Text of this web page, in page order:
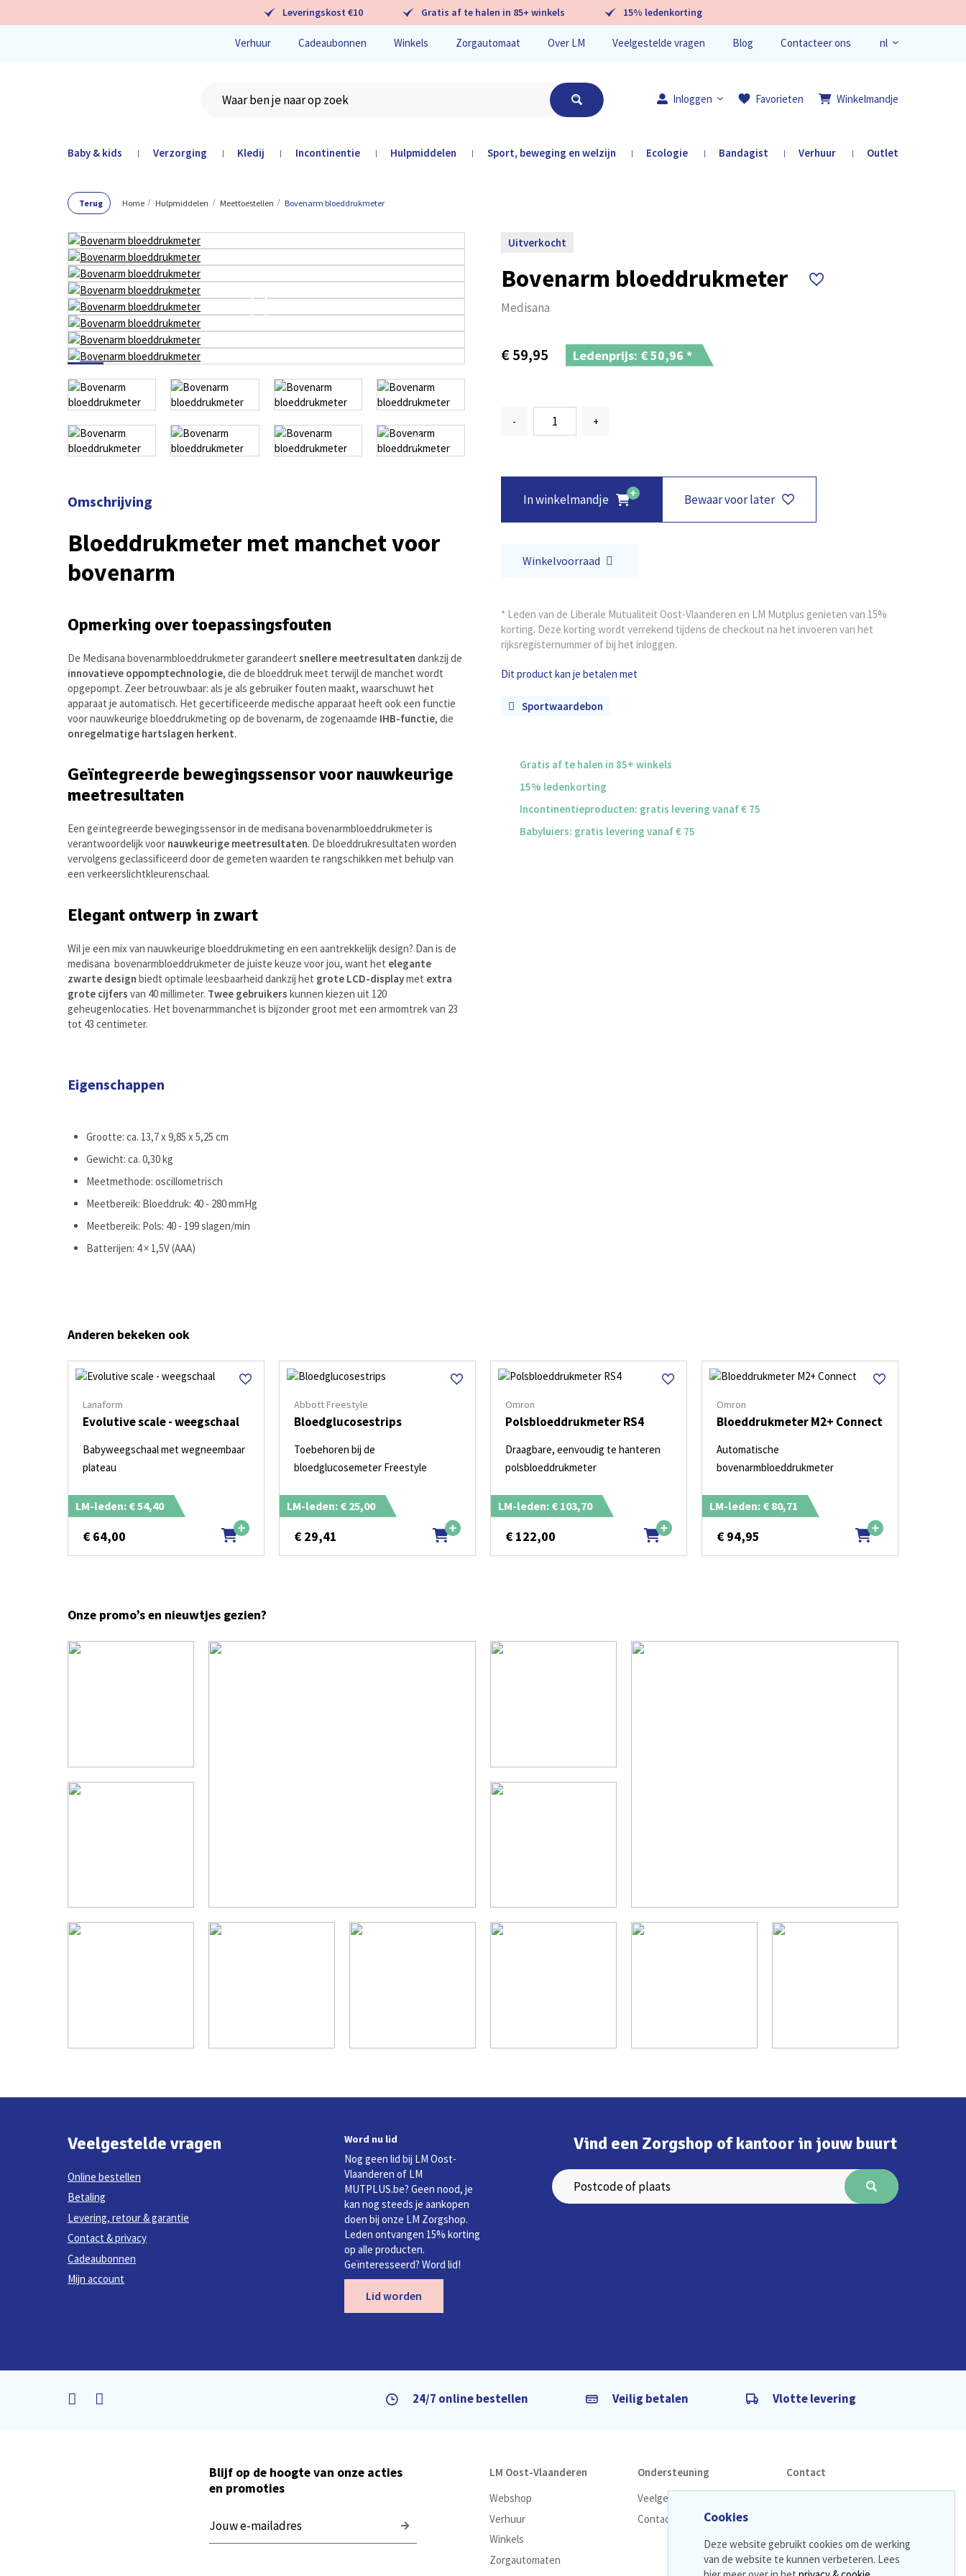
Leveringskost €10 Gratis af te halen in 85+ winkels 15% ledenkorting
Verhuur Cadeaubonnen Winkels Zorgautomaat Over LM Veelgestelde vragen Blog Contacteer ons
nl
Inloggen
Favorieten Winkelmandje
Baby & kids | Verzorging | Kledij | Incontinentie | Hulpmiddelen | Sport, beweging en welzijn | Ecologie | Bandagist | Verhuur | Outlet
Terug Home Hulpmiddelen Meettoestellen Bovenarm bloeddrukmeter
Uitverkocht
Bovenarm bloeddrukmeter
Medisana
€59,95 Ledenprijs: €50,96 *
- +
In winkelmandje Bewaar voor later
Winkelvoorraad
* Leden van de Liberale Mutualiteit Oost-Vlaanderen en LM Mutplus genieten van 15%
korting. Deze korting wordt verrekend tijdens de checkout na het invoeren van het
rijksregisternummer of bij het inloggen.
Dit product kan je betalen met
Sportwaardebon
Gratis af te halen in 85+ winkels
15% ledenkorting
Incontinentieproducten: gratis levering vanaf € 75
Babyluiers: gratis levering vanaf € 75
Omschrijving
Bloeddrukmeter met manchet voor
bovenarm
Opmerking over toepassingsfouten
De Medisana bovenarmbloeddrukmeter garandeertsnellere meetresultaten dankzij de
innovatieve oppomptechnologie, die de bloeddruk meet terwijl de manchet wordt
opgepompt. Zeer betrouwbaar: als je als gebruiker fouten maakt, waarschuwt het
apparaat je automatisch. Het gecertificeerde medische apparaat heeft ook een functie
voor nauwkeurige bloeddrukmeting op de bovenarm, de zogenaamde IHB-functie, die
onregelmatige hartslagen herkent.
Geïntegreerde bewegingssensor voor nauwkeurige
meetresultaten
Een geïntegreerde bewegingssensor in de medisana bovenarmbloeddrukmeter is
verantwoordelijk voor nauwkeurige meetresultaten. De bloeddrukresultaten worden
vervolgens geclassificeerd door de gemeten waarden te rangschikken met behulp van
een verkeerslichtkleurenschaal.
Elegant ontwerp in zwart
Wil je een mix van nauwkeurige bloeddrukmeting en een aantrekkelijk design? Dan is de
medisana bovenarmbloeddrukmeter de juiste keuze voor jou, want het elegante
zwarte design biedt optimale leesbaarheid dankzij het grote LCD-displaymet extra
grote cijfers van 40 millimeter. Twee gebruikers kunnen kiezen uit 120
geheugenlocaties. Het bovenarmmanchet is bijzonder groot met een armomtrek van 23
tot 43 centimeter.
Eigenschappen
Grootte: ca. 13,7 x 9,85 x 5,25 cm
Gewicht: ca. 0,30 kg
Meetmethode: oscillometrisch
Meetbereik: Bloeddruk: 40 - 280 mmHg
Meetbereik: Pols: 40 - 199 slagen/min
Batterijen: 4 × 1,5V (AAA)
Anderen bekeken ook
Lanaform
Evolutive scale - weegschaal
Babyweegschaal met wegneembaar
plateau
LM-leden: € 54,40
€ 64,00
Abbott Freestyle
Bloedglucosestrips
Toebehoren bij de
bloedglucosemeter Freestyle
LM-leden: € 25,00
€ 29,41
Omron
Polsbloeddrukmeter RS4
Draagbare, eenvoudig te hanteren
polsbloeddrukmeter
LM-leden: € 103,70
€ 122,00
Omron
Bloeddrukmeter M2+ Connect
Automatische
bovenarmbloeddrukmeter
LM-leden: € 80,71
€ 94,95
Onze promo’s en nieuwtjes gezien?
Veelgestelde vragen
Online bestellen
Betaling
Levering, retour & garantie
Contact & privacy
Cadeaubonnen
Mijn account
Word nu lid
Nog geen lid bij LM Oost-
Vlaanderen of LM
MUTPLUS.be? Geen nood, je
kan nog steeds je aankopen
doen bij onze LM Zorgshop.
Leden ontvangen 15% korting
op alle producten.
Geïnteresseerd? Word lid!
Lid worden
Vind een Zorgshop of kantoor in jouw buurt
24/7 online bestellen Veilig betalen Vlotte levering
Blijf op de hoogte van onze acties
en promoties
LM Oost-Vlaanderen
Webshop
Verhuur
Winkels
Zorgautomaten
Ondersteuning
Veelgestelde vragen
Contacteer ons
Contact
09 259 13 29
Cookies
Deze website gebruikt cookies om de werking
van de website te kunnen verbeteren. Lees